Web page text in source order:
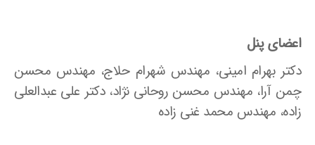
اعضای پنل
دکتر بهرام امینی، مهندس شهرام حلاج، مهندس محسن
چمن آرا، مهندس محسن روحانی نژاد، دکتر علی عبدالعلی
زاده، مهندس محمد غنی زاده